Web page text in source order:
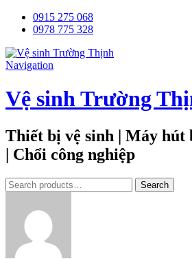
0915 275 068
0978 775 328
Navigation
Vệ sinh Trường
Thiết bị vệ sinh | Máy hút
| Chổi công nghiệp
Tìm
kiếm:
Search